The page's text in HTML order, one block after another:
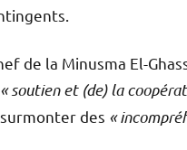
de la Minusma El-
« soutien et (de) la
des «